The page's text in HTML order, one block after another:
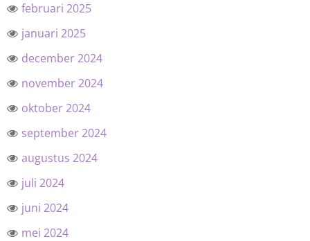
februari 2025
januari 2025
december 2024
november 2024
oktober 2024
september 2024
augustus 2024
juli 2024
juni 2024
mei 2024